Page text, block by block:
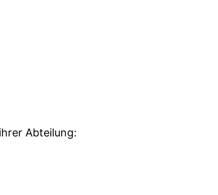
Abteilung: